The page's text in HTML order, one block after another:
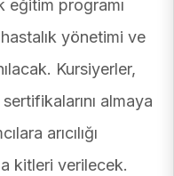
eğitim programı
yönetimi ve
Kursiyerler,
almaya
arıcılığı
kitleri verilecek.